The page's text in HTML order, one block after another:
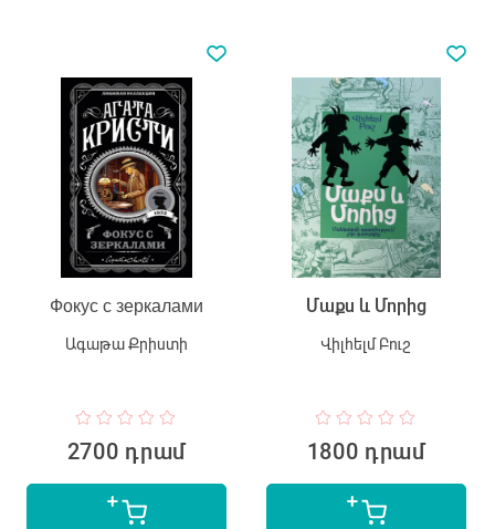
Фокус с зеркалами
Ագաթա Քրիստի
2700 դրամ
Մաքս և Մորից
Վիլհելմ Բուշ
1800 դրամ